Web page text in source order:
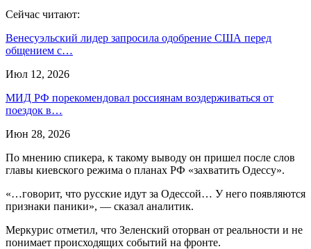
Сейчас читают:
Венесуэльский лидер запросила одобрение США перед
общением с…
Июл 12, 2026
МИД РФ порекомендовал россиянам воздерживаться от
поездок в…
Июн 28, 2026
По мнению спикера, к такому выводу он пришел после слов
главы киевского режима о планах РФ «захватить Одессу».
«…говорит, что русские идут за Одессой… У него появляются
признаки паники», — сказал аналитик.
Меркурис отметил, что Зеленский оторван от реальности и не
понимает происходящих событий на фронте.